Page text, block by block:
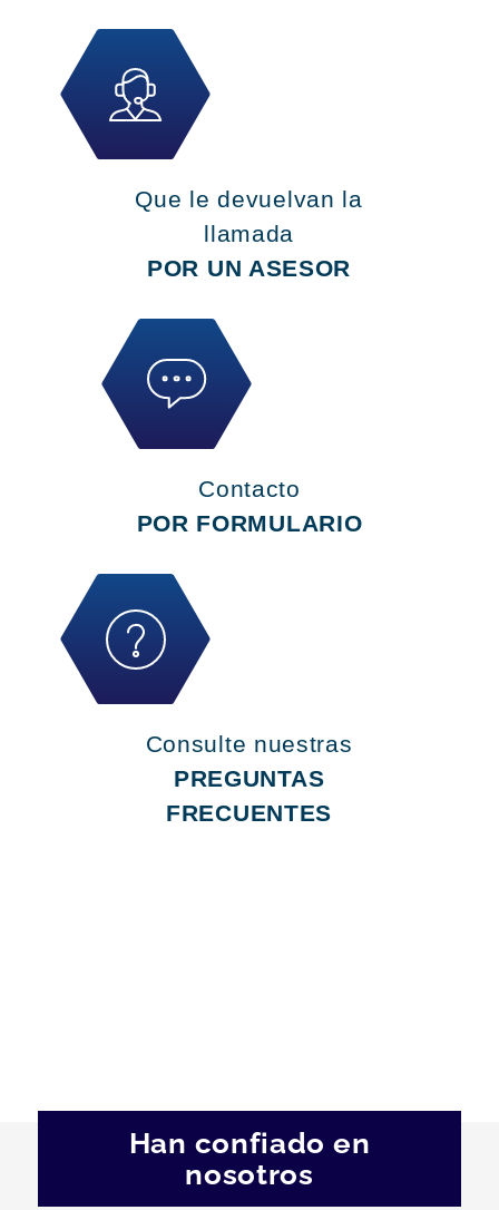
Que le devuelvan la
llamada
POR UN ASESOR
Contacto
POR FORMULARIO
Consulte nuestras
PREGUNTAS
FRECUENTES
Han confiado en
nosotros